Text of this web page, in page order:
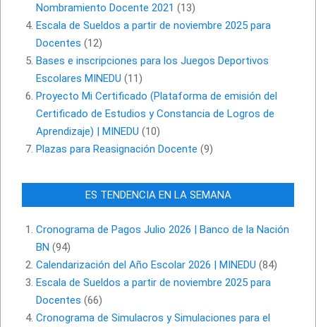
Nombramiento Docente 2021 (13)
Escala de Sueldos a partir de noviembre 2025 para
Docentes (12)
Bases e inscripciones para los Juegos Deportivos
Escolares MINEDU (11)
Proyecto Mi Certificado (Plataforma de emisión del
Certificado de Estudios y Constancia de Logros de
Aprendizaje) | MINEDU (10)
Plazas para Reasignación Docente (9)
ES TENDENCIA EN LA SEMANA
Cronograma de Pagos Julio 2026 | Banco de la Nación
BN (94)
Calendarización del Año Escolar 2026 | MINEDU (84)
Escala de Sueldos a partir de noviembre 2025 para
Docentes (66)
Cronograma de Simulacros y Simulaciones para el